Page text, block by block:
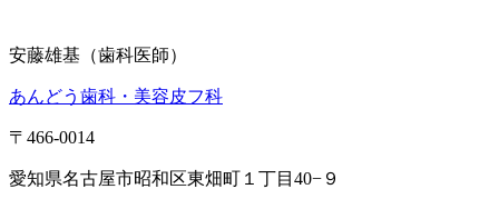
安藤雄基（歯科医師）
あんどう歯科・美容皮フ科
〒466-0014
愛知県名古屋市昭和区東畑町１丁目40−９